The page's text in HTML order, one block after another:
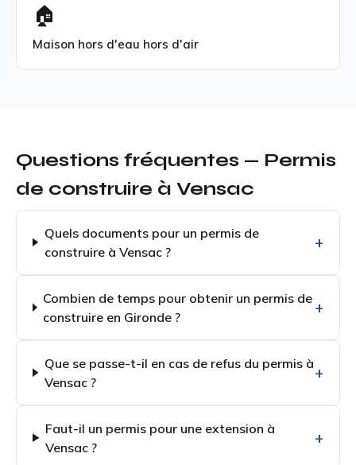
🏠
Maison hors d'eau hors d'air
Questions fréquentes — Permis
de construire à Vensac
Quels documents pour un permis de
construire à Vensac ?
Combien de temps pour obtenir un permis de
construire en Gironde ?
Que se passe-t-il en cas de refus du permis à
Vensac ?
Faut-il un permis pour une extension à
Vensac ?